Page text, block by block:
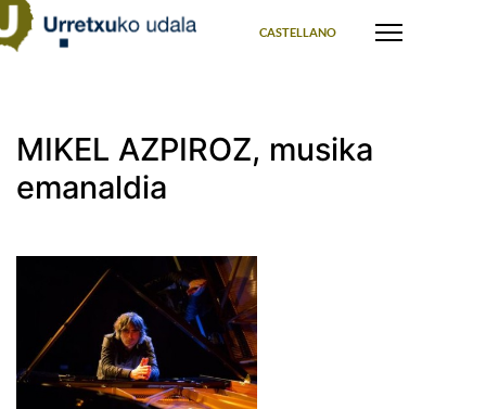
CASTELLANO
MIKEL AZPIROZ, musika
emanaldia